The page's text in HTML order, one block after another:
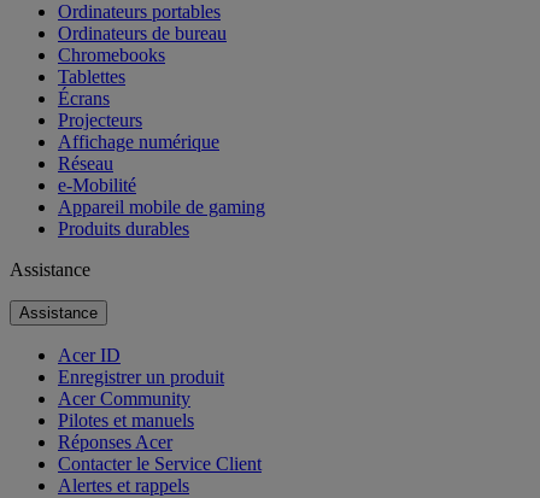
Ordinateurs portables
Ordinateurs de bureau
Chromebooks
Tablettes
Écrans
Projecteurs
Affichage numérique
Réseau
e-Mobilité
Appareil mobile de gaming
Produits durables
Assistance
Assistance
Acer ID
Enregistrer un produit
Acer Community
Pilotes et manuels
Réponses Acer
Contacter le Service Client
Alertes et rappels